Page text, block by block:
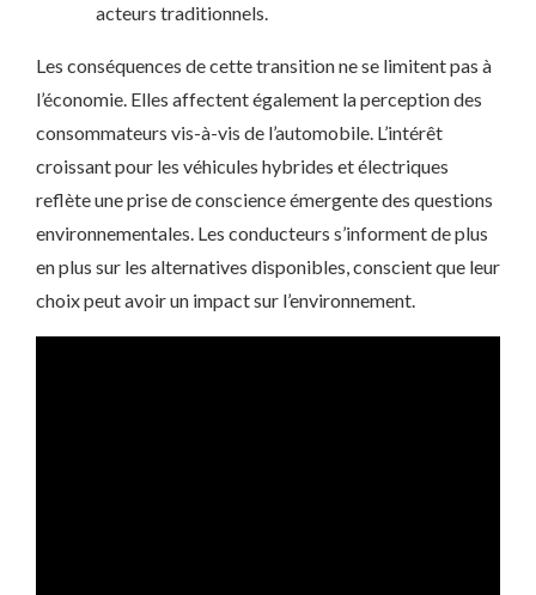
acteurs traditionnels.
Les conséquences de cette transition ne se limitent pas à
l’économie. Elles affectent également la perception des
consommateurs vis-à-vis de l’automobile. L’intérêt
croissant pour les véhicules hybrides et électriques
reflète une prise de conscience émergente des questions
environnementales. Les conducteurs s’informent de plus
en plus sur les alternatives disponibles, conscient que leur
choix peut avoir un impact sur l’environnement.